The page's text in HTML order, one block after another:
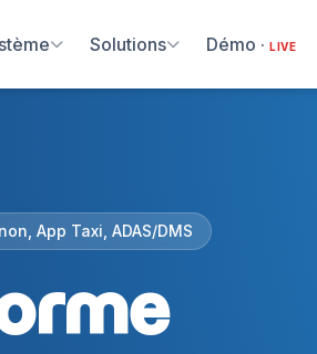
Solutions Démo ·LIVE
App Taxi, ADAS/DMS